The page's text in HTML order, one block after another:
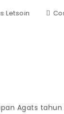
Letsoin
Agats